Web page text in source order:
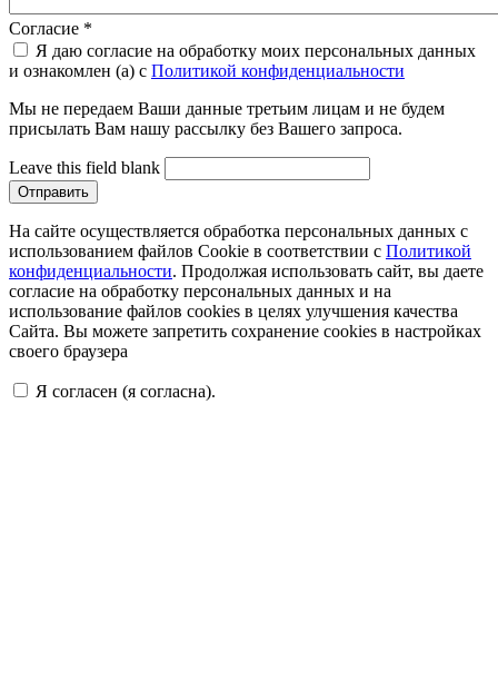
Согласие *
Я даю согласие на обработку моих персональных данных
и ознакомлен (а) с Политикой конфиденциальности
Мы не передаем Ваши данные третьим лицам и не будем
присылать Вам нашу рассылку без Вашего запроса.
Leave this field blank
На сайте осуществляется обработка персональных данных с
использованием файлов Cookie в соответствии с Политикой
конфиденциальности. Продолжая использовать сайт, вы даете
согласие на обработку персональных данных и на
использование файлов cookies в целях улучшения качества
Сайта. Вы можете запретить сохранение cookies в настройках
своего браузера
Я согласен (я согласна).